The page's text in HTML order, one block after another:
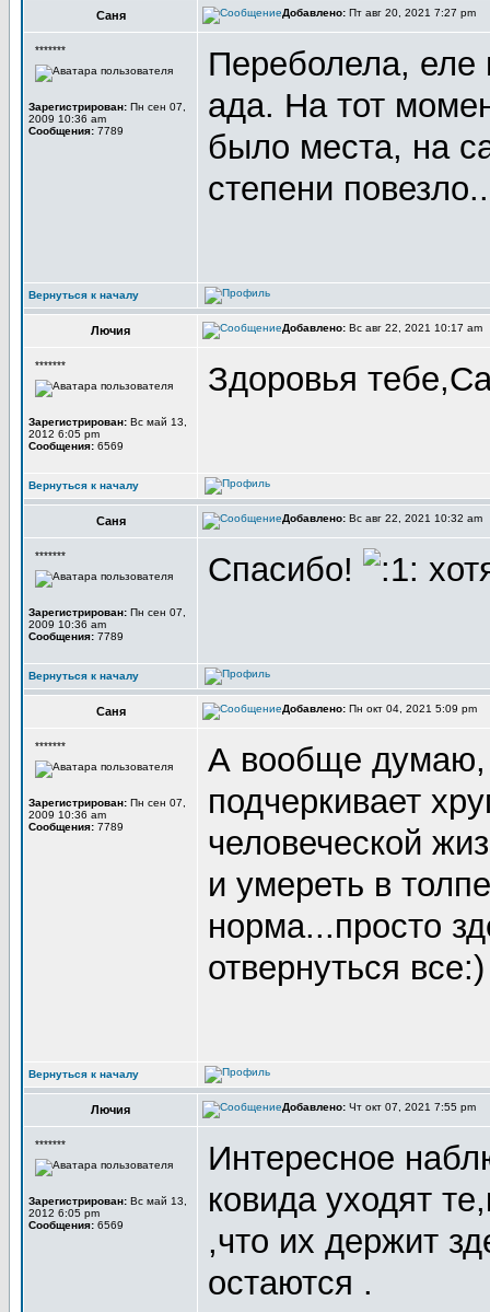
Саня Добавлено: Пт авг 20, 2021 7:27 pm
*******
Зарегистрирован: Пн сен 07,
2009 10:36 am
Сообщения: 7789
Переболела, еле
ада. На тот
было места, на
степени
Вернуться к началу
Лючия Добавлено: Вс авг 22, 2021 10:17 am
*******
Зарегистрирован: Вс май 13,
2012 6:05 pm
Сообщения: 6569
Здоровья
Вернуться к началу
Саня Добавлено: Вс авг 22, 2021 10:32 am
*******
Зарегистрирован: Пн сен 07,
2009 10:36 am
Сообщения: 7789
Спасибо!
Вернуться к началу
Саня Добавлено: Пн окт 04, 2021 5:09 pm
*******
Зарегистрирован: Пн сен 07,
2009 10:36 am
Сообщения: 7789
А вообще думаю,
подчеркивает
человеческой
и умереть в
норма...просто
отвернуться все:)
Вернуться к началу
Лючия Добавлено: Чт окт 07, 2021 7:55 pm
*******
Зарегистрирован: Вс май 13,
2012 6:05 pm
Сообщения: 6569
Интересное
ковида уходят
,что их держит
остаются .